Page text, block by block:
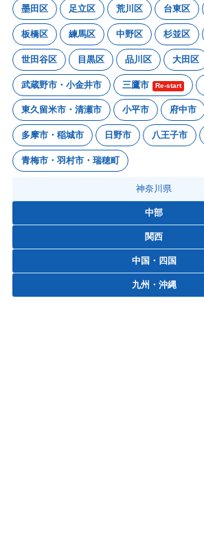
墨田区 足立区 荒川区 台東区
板橋区 練馬区 中野区 杉並区
世田谷区 目黒区 品川区 大田区
武蔵野市・小金井市 三鷹市 Re-start
東久留米市・清瀬市 小平市 府中市
多摩市・稲城市 日野市 八王子市
青梅市・羽村市・瑞穂町
神奈川県
中部
関西
中国・四国
九州・沖縄